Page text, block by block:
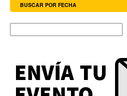
BUSCAR POR FECHA